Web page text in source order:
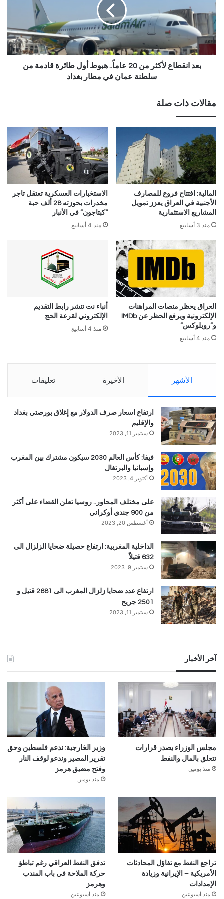
بعد انقطاع لأكثر من 20 عاماً.. هبوط أول طائرة قادمة من
سلطنة عمان في مطار بغداد
مقالات ذات صلة
المالية: افتتاح فروع للمصارف
الأجنبية في العراق يعزز تمويل
المشاريع الاستثمارية
منذ 3 أسابيع
الاستخبارات العسكرية تعتقل تاجر
مخدرات بحوزته 28 ألف حبة
“كبتاجون” في الأنبار
منذ 4 أسابيع
العراق يحظر منصات المراهنات
الإلكترونية ويرفع الحظر عن IMDb
و”روبلوكس”
منذ 4 أسابيع
أنباء نت تنشر رابط التقديم
الإلكتروني لقرعة الحج
منذ 4 أسابيع
الأشهر الأخيرة تعليقات
ارتفاع اسعار صرف الدولار مع إغلاق بورصتي بغداد
والإقليم
سبتمبر 11, 2023
فيفا: كأس العالم 2030 سيكون مشترك بين المغرب
وإسبانيا والبرتغال
أكتوبر 4, 2023
على مختلف المحاور.. روسيا تعلن القضاء على أكثر
من 900 جندي أوكراني
أغسطس 20, 2023
الداخلية المغربية: ارتفاع حصيلة ضحايا الزلزال الى
632 قتيلاً
سبتمبر 9, 2023
ارتفاع عدد ضحايا زلزال المغرب الى 2681 قتيل و
2501 جريح
سبتمبر 11, 2023
آخر الأخبار
مجلس الوزراء يصدر قرارات
تتعلق بالمال والنفط
منذ يومين
وزير الخارجية: ندعم فلسطين وحق
تقرير المصير وندعو لوقف النار
وفتح مضيق هرمز
منذ يومين
تراجع النفط مع تفاؤل المحادثات
الأمريكية – الإيرانية وزيادة
الإمدادات
منذ أسبوعين
تدفق النفط العراقي رغم تباطؤ
حركة الملاحة في باب المندب
وهرمز
منذ أسبوعين